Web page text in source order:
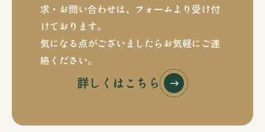
求・お問い合わせは、 フォームより受け付
けております。
気になる点がございましたらお気軽にご連
絡ください。
詳しくはこちら